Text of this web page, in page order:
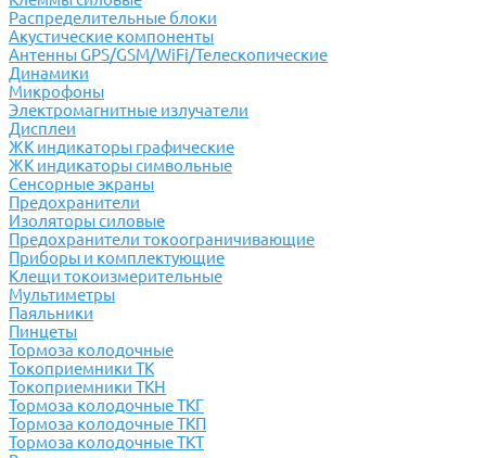
Распределительные блоки
Акустические компоненты
Антенны GPS/GSM/WiFi/Телескопические
Динамики
Микрофоны
Электромагнитные излучатели
Дисплеи
ЖК индикаторы графические
ЖК индикаторы символьные
Сенсорные экраны
Предохранители
Изоляторы силовые
Предохранители токоограничивающие
Приборы и комплектующие
Клещи токоизмерительные
Мультиметры
Паяльники
Пинцеты
Тормоза колодочные
Токоприемники ТК
Токоприемники ТКН
Тормоза колодочные ТКГ
Тормоза колодочные ТКП
Тормоза колодочные ТКТ